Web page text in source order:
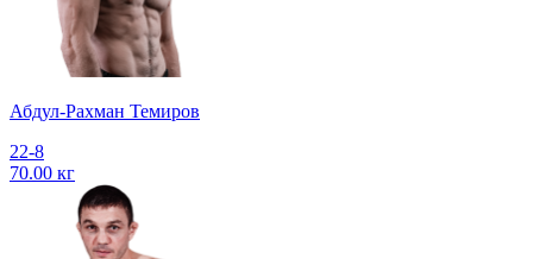
Абдул-Рахман Темиров
22-8
70.00 кг